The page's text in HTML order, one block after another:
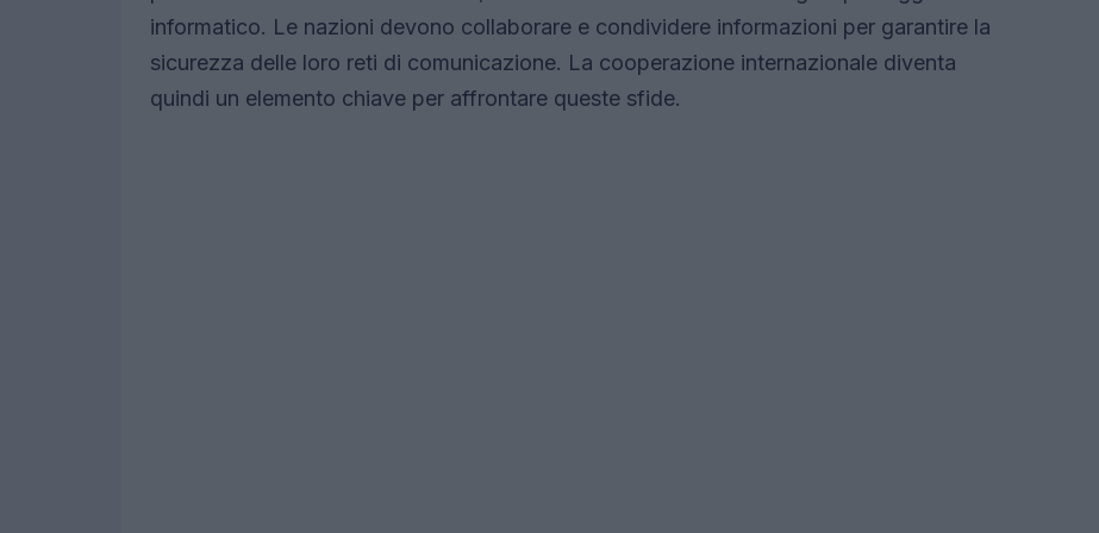
informatico. Le nazioni devono collaborare e condividere informazioni per garantire la
sicurezza delle loro reti di comunicazione. La cooperazione internazionale diventa
quindi un elemento chiave per affrontare queste sfide.